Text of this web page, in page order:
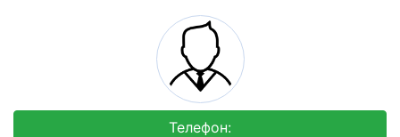
Телефон: